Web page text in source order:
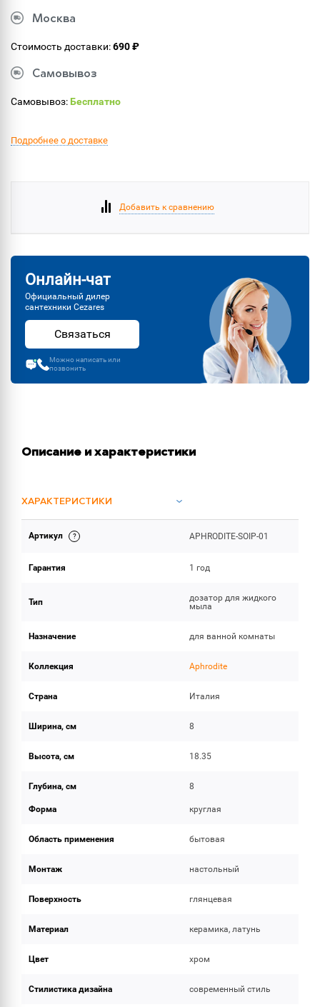
Москва
Стоимость доставки:690 ₽
Самовывоз
Самовывоз:Бесплатно
Подробнее о доставке
Добавить к сравнению
Онлайн-чат
Официальный дилер
сантехники Cezares
Связаться
Можно написать или
позвонить
Описание и характеристики
ХАРАКТЕРИСТИКИ
ОБЪЕМ ПОСТАВКИ
Артикул APHRODITE-SOIP-01
Гарантия 1 год
Тип
дозатор для жидкого
мыла
Назначение для ванной комнаты
Коллекция Aphrodite
Страна Италия
Ширина, см 8
Высота, см 18.35
Глубина, см 8
Форма круглая
Область применения бытовая
Монтаж настольный
Поверхность глянцевая
Материал керамика, латунь
Цвет хром
Стилистика дизайна современный стиль